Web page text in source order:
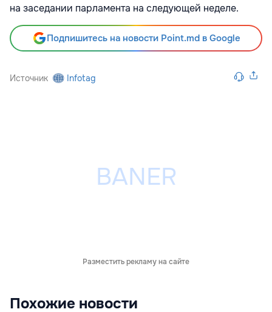
на заседании парламента на следующей неделе.
Подпишитесь на новости Point.md в Google
Источник Infotag
Разместить рекламу на сайте
Похожие новости